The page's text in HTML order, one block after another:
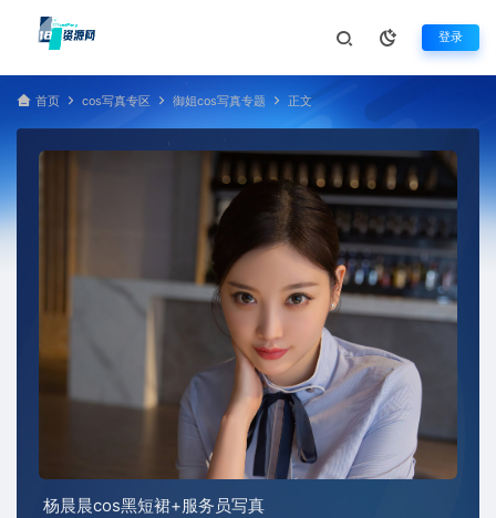
登录
首页 cos写真专区 御姐cos写真专题 正文
杨晨晨cos黑短裙+服务员写真